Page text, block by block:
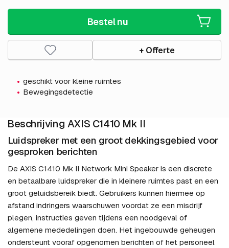
Bestel nu
+ Offerte
geschikt voor kleine ruimtes
Bewegingsdetectie
Beschrijving AXIS C1410 Mk II
Luidspreker met een groot dekkingsgebied voor
gesproken berichten
De AXIS C1410 Mk II Network Mini Speaker is een discrete
en betaalbare luidspreker die in kleinere ruimtes past en een
groot geluidsbereik biedt. Gebruikers kunnen hiermee op
afstand indringers waarschuwen voordat ze een misdrijf
plegen, instructies geven tijdens een noodgeval of
algemene mededelingen doen. Het ingebouwde geheugen
ondersteunt vooraf opgenomen berichten of het personeel